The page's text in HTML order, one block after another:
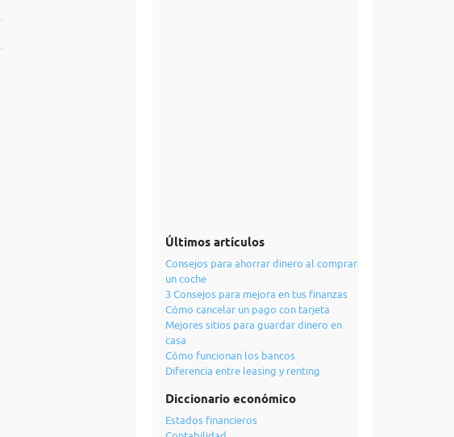
Últimos artículos
Consejos para ahorrar dinero al comprar
un coche
3 Consejos para mejora en tus finanzas
Cómo cancelar un pago con tarjeta
Mejores sitios para guardar dinero en
casa
Cómo funcionan los bancos
Diferencia entre leasing y renting
Diccionario económico
Estados financieros